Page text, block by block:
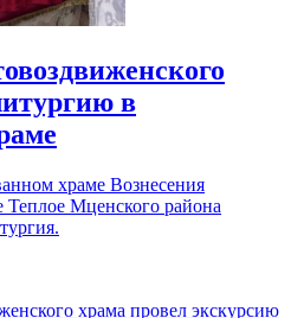
в
храме Вознесения
Теплое Мценского района